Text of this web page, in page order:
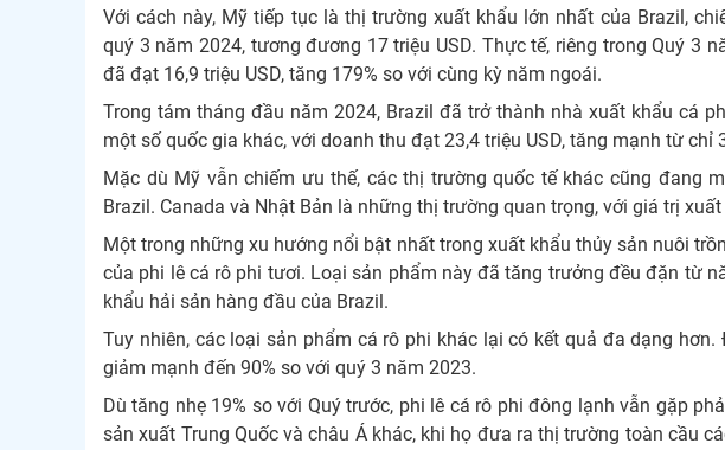
Với cách này, Mỹ tiếp tục là thị trường xuất khẩu lớn nhất của Brazil,
quý 3 năm 2024, tương đương 17 triệu USD. Thực tế, riêng trong Quý 3
đã đạt 16,9 triệu USD, tăng 179% so với cùng kỳ năm ngoái.
Trong tám tháng đầu năm 2024, Brazil đã trở thành nhà xuất khẩu cá
một số quốc gia khác, với doanh thu đạt 23,4 triệu USD, tăng mạnh từ chỉ
Mặc dù Mỹ vẫn chiếm ưu thế, các thị trường quốc tế khác cũng đang
Brazil. Canada và Nhật Bản là những thị trường quan trọng, với giá trị
Một trong những xu hướng nổi bật nhất trong xuất khẩu thủy sản nuôi
của phi lê cá rô phi tươi. Loại sản phẩm này đã tăng trưởng đều đặn từ
khẩu hải sản hàng đầu của Brazil.
Tuy nhiên, các loại sản phẩm cá rô phi khác lại có kết quả đa dạng
giảm mạnh đến 90% so với quý 3 năm 2023.
Dù tăng nhẹ 19% so với Quý trước, phi lê cá rô phi đông lạnh vẫn gặp
sản xuất Trung Quốc và châu Á khác, khi họ đưa ra thị trường toàn cầu